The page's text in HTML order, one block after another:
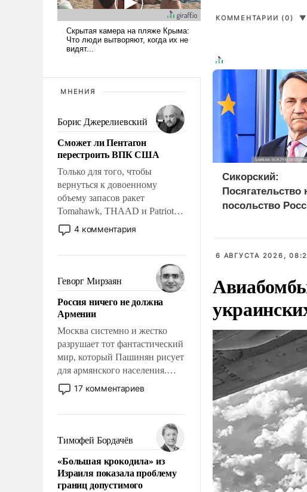
МНЕНИЯ
Борис Джерелиевский
Сможет ли Пентагон
перестроить ВПК США
Только для того, чтобы
вернуться к довоенному
объему запасов ракет
Tomahawk, THAAD и Patriot
США потребуется более трех
лет. Даже небольшая война с
Сложившаяся ситуация
означает многолетний период
уязвимости США, например,
перед Китаем.
4 комментария
Геворг Мирзаян
Россия ничего не должна
Армении
Москва системно и жестко
разрушает тот фантастический
мир, который Пашинян рисует
для армянского населения.
Мир, где политические
прожекты будут безусловно
налогоплательщиков и где
Еревану за свои поступки не
нужно отвечать.
17 комментариев
Тимофей Бордачёв
«Большая крокодила» из
Израиля показала проблему
границ допустимого
КОММЕНТАРИИ (0) ▼
Сикорский:
Посягательство
посольство
6 АВГУСТА 2026,